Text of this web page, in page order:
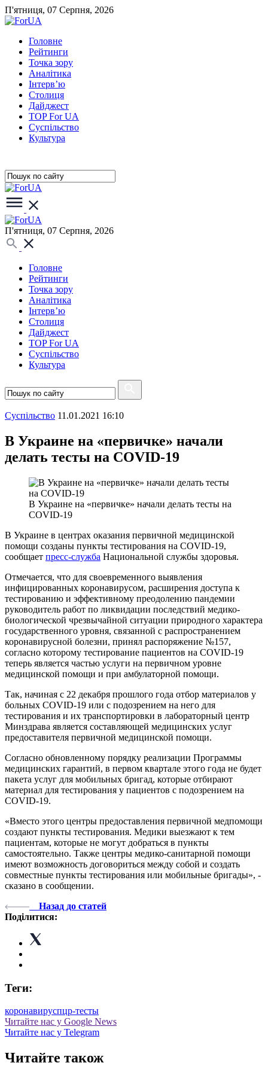
П'ятниця, 07 Серпня, 2026
Головне
Рейтинги
Точка зору
Аналітика
Інтерв’ю
Столиця
Дайджест
TOP For UA
Суспiльство
Культура
П'ятниця, 07 Серпня, 2026
Головне
Рейтинги
Точка зору
Аналітика
Інтерв’ю
Столиця
Дайджест
TOP For UA
Суспiльство
Культура
Суспiльство 11.01.2021 16:10
В Украине на «первичке» начали
делать тесты на COVID-19
В Украине на «первичке» начали делать тесты на
COVID-19
В Украине в центрах оказания первичной медицинской
помощи созданы пункты тестирования на COVID-19,
сообщает пресс-служба Национальной службы здоровья.
Отмечается, что для своевременного выявления
инфицированных коронавирусом, расширения доступа к
тестированию и эффективному преодолению пандемии
руководитель работ по ликвидации последствий медико-
биологической чрезвычайной ситуации природного характера
государственного уровня, связанной с распространением
коронавирусной болезни, принял распоряжение №157,
согласно которому тестирование пациентов на COVID-19
теперь является частью услуги на первичном уровне
медицинской помощи и при амбулаторной помощи.
Так, начиная с 22 декабря прошлого года отбор материалов у
больных COVID-19 или с подозрением на него для
тестирования и их транспортировки в лабораторный центр
Минздрава является составляющей медицинских услуг
предоставителя первичной медицинской помощи.
Согласно обновленному порядку реализации Программы
медицинских гарантий, в первом квартале этого года не будет
пакета услуг для мобильных бригад, которые отбирают
материал для тестирования у пациентов с подозрением на
COVID-19.
«Вместо этого центры предоставления первичной медпомощи
создают пункты тестирования. Медики выезжают к тем
пациентам, которые не могут добраться в пункты
самостоятельно. Также центры медико-санитарной помощи
имеют возможность договориться между собой и создать
совместные пункты тестирования или мобильные бригады», -
сказано в сообщении.
Назад до статей
Поділитися:
Теги:
коронавируспцр-тесты
Читайте нас у Google News
Читайте нас у Telegram
Читайте також